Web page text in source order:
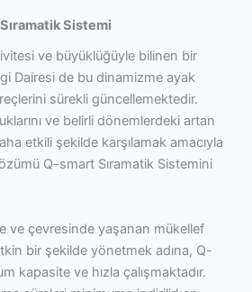
Sistemi
ve büyüklüğüyle bilinen bir
Dairesi de bu dinamizme ayak
sürekli güncellemektedir.
ve belirli dönemlerdeki artan
etkili şekilde karşılamak amacıyla
Q-smart Sıramatik Sistemini
ve çevresinde yaşanan mükellef
bir şekilde yönetmek adına, Q-
kapasite ve hızla çalışmaktadır.